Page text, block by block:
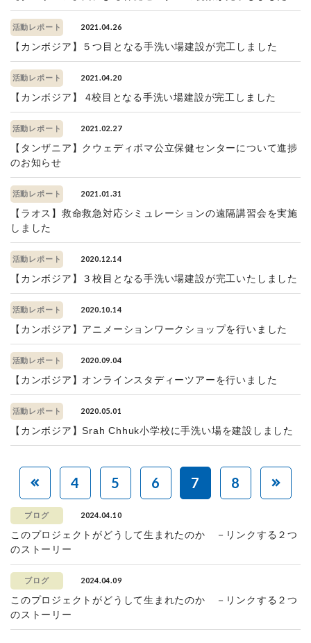
活動レポート 2021.04.26
【カンボジア】５つ目となる手洗い場建設が完工しました
活動レポート 2021.04.20
【カンボジア】 4校目となる手洗い場建設が完工しました
活動レポート 2021.02.27
【タンザニア】クウェディボマ公立保健センターについて進捗
のお知らせ
活動レポート 2021.01.31
【ラオス】救命救急対応シミュレーションの遠隔講習会を実施
しました
活動レポート 2020.12.14
【カンボジア】３校目となる手洗い場建設が完工いたしました
活動レポート 2020.10.14
【カンボジア】アニメーションワークショップを行いました
活動レポート 2020.09.04
【カンボジア】オンラインスタディーツアーを行いました
活動レポート 2020.05.01
【カンボジア】Srah Chhuk小学校に手洗い場を建設しました
4 5 6 7 8
ブログ 2024.04.10
このプロジェクトがどうして生まれたのか －リンクする２つ
のストーリー
ブログ 2024.04.09
このプロジェクトがどうして生まれたのか －リンクする２つ
のストーリー